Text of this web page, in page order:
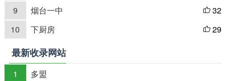
9
烟台一中  32
10
下厨房  29
最新收录网站
1
多盟